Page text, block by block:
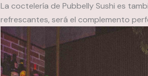
La coctelería de Pubbelly Sushi es
refrescantes, será el complemento